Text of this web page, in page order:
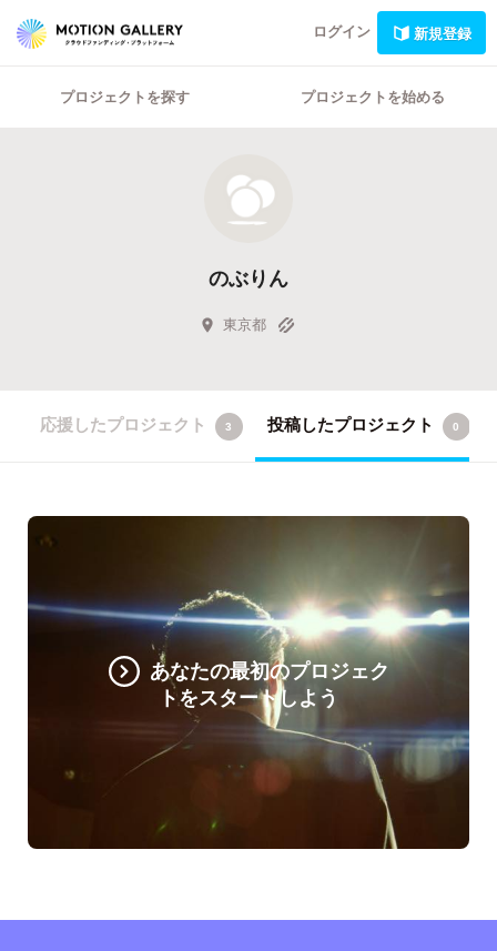
ログイン 新規登録
プロジェクトを探す プロジェクトを始める
のぶりん
東京都
応援したプロジェクト 3 投稿したプロジェクト 0
あなたの最初のプロジェク
トをスタートしよう